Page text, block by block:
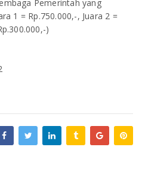
Pemerintah yang
1 = Rp.750.000,-, Juara 2 =
)